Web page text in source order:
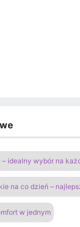
– idealny wybór na
na co dzień –
w jednym